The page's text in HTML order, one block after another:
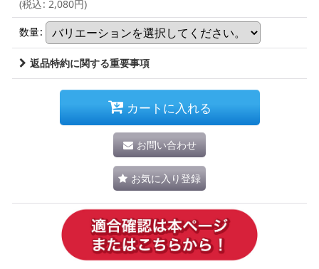
(税込: 2,080円)
数量:
返品特約に関する重要事項
カートに入れる
お問い合わせ
お気に入り登録